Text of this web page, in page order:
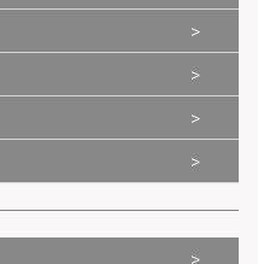
>
>
>
>
>